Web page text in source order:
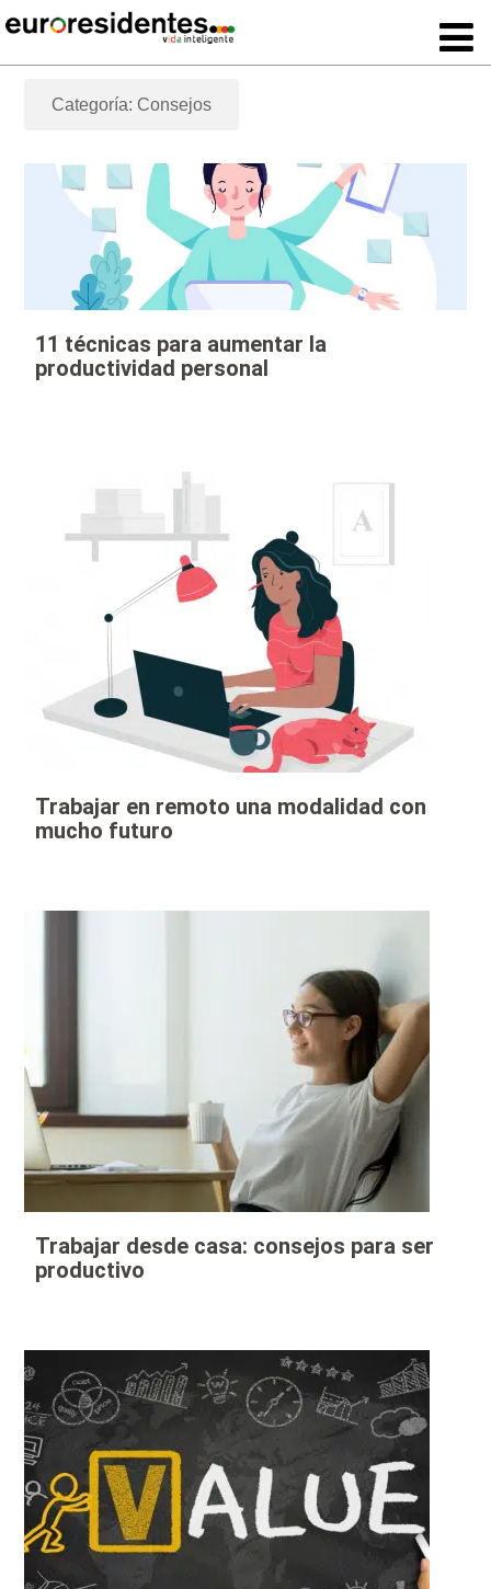
Categoría: Consejos
11 técnicas para aumentar la
productividad personal
Trabajar en remoto una modalidad con
mucho futuro
Trabajar desde casa: consejos para ser
productivo